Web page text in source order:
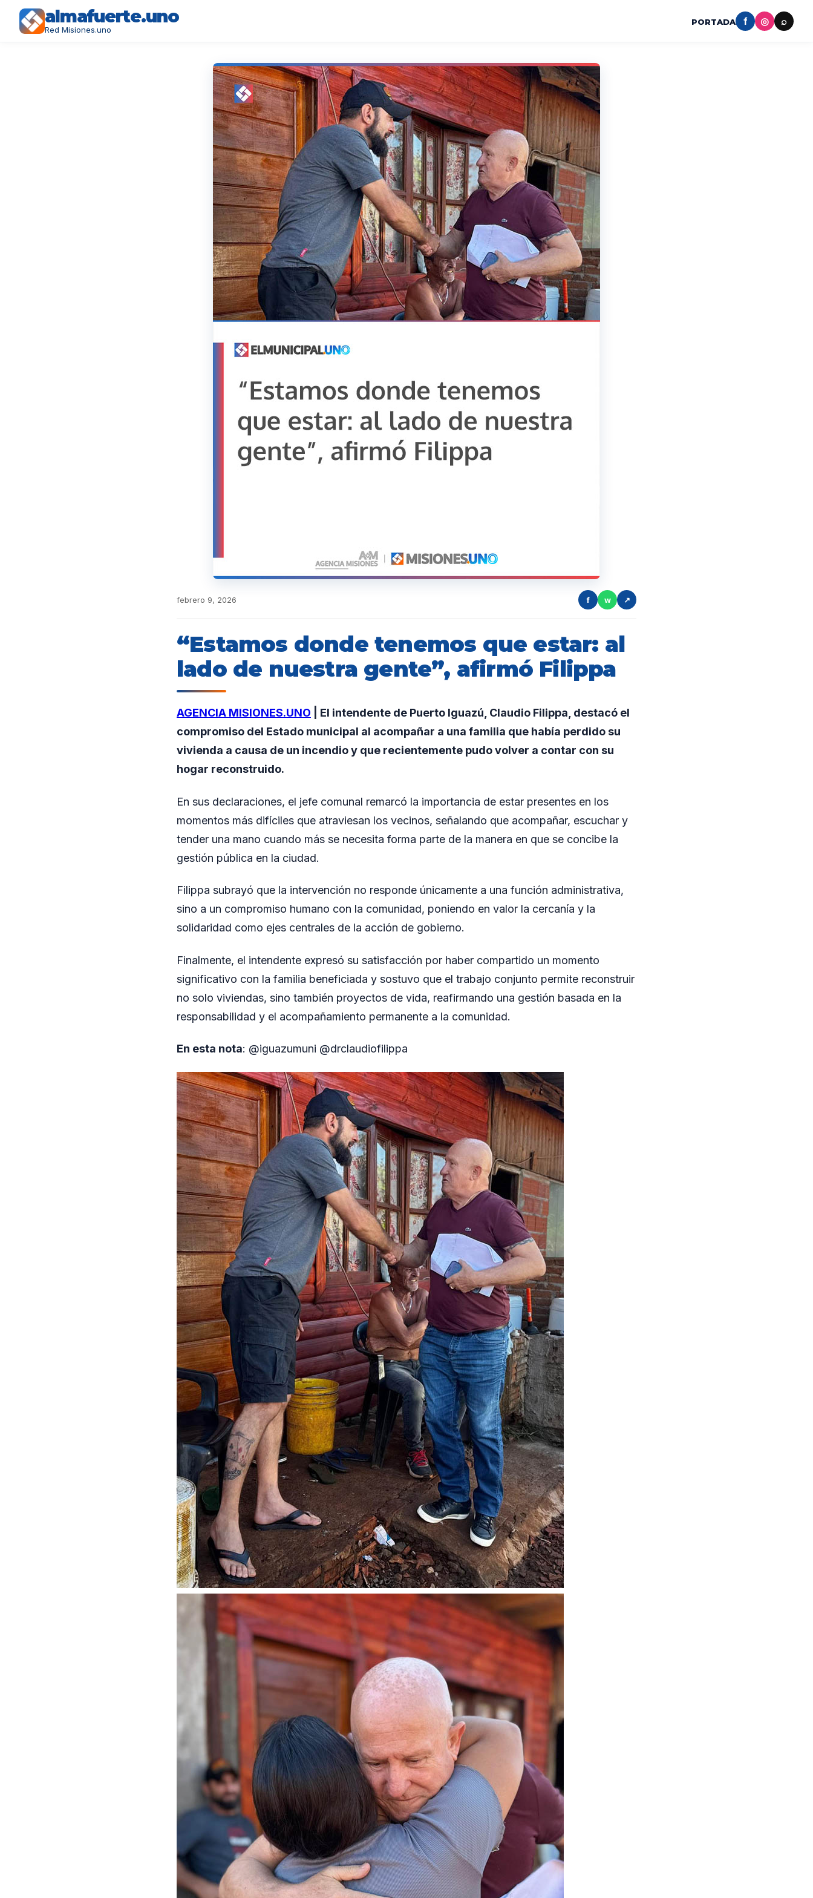
almafuerte.uno
Red Misiones.uno
PORTADA f ◎ ⌕
febrero 9, 2026 f w ↗
“Estamos donde tenemos que estar: al
lado de nuestra gente”, afirmó Filippa
AGENCIA MISIONES.UNO | El intendente de Puerto Iguazú, Claudio Filippa, destacó el
compromiso del Estado municipal al acompañar a una familia que había perdido su
vivienda a causa de un incendio y que recientemente pudo volver a contar con su
hogar reconstruido.
En sus declaraciones, el jefe comunal remarcó la importancia de estar presentes en los
momentos más difíciles que atraviesan los vecinos, señalando que acompañar, escuchar y
tender una mano cuando más se necesita forma parte de la manera en que se concibe la
gestión pública en la ciudad.
Filippa subrayó que la intervención no responde únicamente a una función administrativa,
sino a un compromiso humano con la comunidad, poniendo en valor la cercanía y la
solidaridad como ejes centrales de la acción de gobierno.
Finalmente, el intendente expresó su satisfacción por haber compartido un momento
significativo con la familia beneficiada y sostuvo que el trabajo conjunto permite reconstruir
no solo viviendas, sino también proyectos de vida, reafirmando una gestión basada en la
responsabilidad y el acompañamiento permanente a la comunidad.
En esta nota: @iguazumuni @drclaudiofilippa